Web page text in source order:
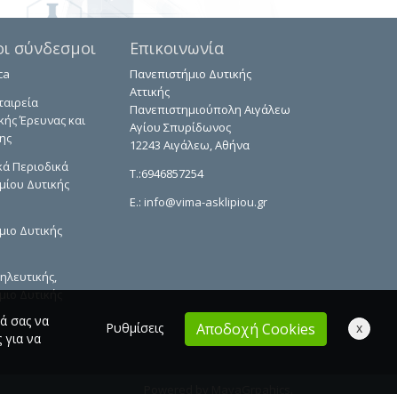
σύνδεσμοι
Έρευνας και
Περιοδικά
Δυτικής
Δυτικής
Δυτικής
Επικοινωνία
Πανεπιστήμιο Δυτικής
Αττικής
Πανεπιστημιούπολη Αιγάλεω
Αγίου Σπυρίδωνος
12243 Αιγάλεω, Αθήνα
T.:6946857254
E.: info@vima-asklipiou.gr
σας να
για να
Ρυθμίσεις Αποδοχή Cookies x